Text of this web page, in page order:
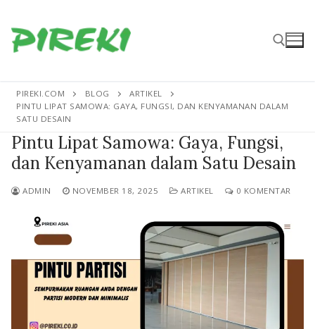
ke
konten
Cari:
PIREKI.COM BLOG
ARTIKEL
PINTU LIPAT SAMOWA: GAYA, FUNGSI, DAN KENYAMANAN DALAM
SATU DESAIN
Pintu Lipat Samowa: Gaya, Fungsi,
dan Kenyamanan dalam Satu Desain
ADMIN NOVEMBER 18, 2025 ARTIKEL 0 KOMENTAR